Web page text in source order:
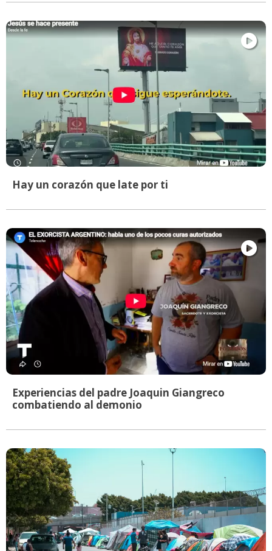
Hay un corazón que late por ti
Experiencias del padre Joaquin Giangreco
combatiendo al demonio